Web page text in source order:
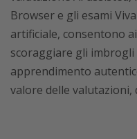
Browser e gli esami
artificiale, consentono
scoraggiare gli
apprendimento
valore delle valutazioni,